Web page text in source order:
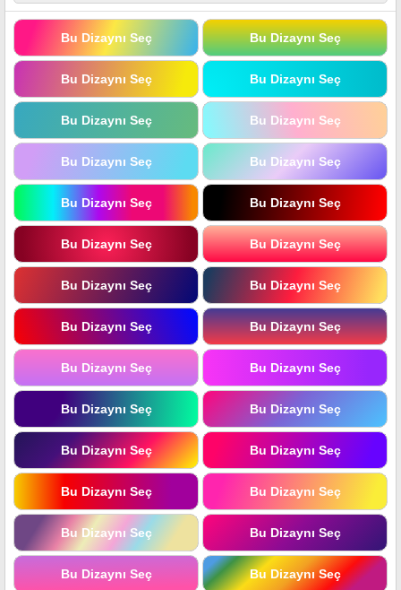
Bu Dizaynı Seç Bu Dizaynı Seç
Bu Dizaynı Seç Bu Dizaynı Seç
Bu Dizaynı Seç Bu Dizaynı Seç
Bu Dizaynı Seç Bu Dizaynı Seç
Bu Dizaynı Seç Bu Dizaynı Seç
Bu Dizaynı Seç Bu Dizaynı Seç
Bu Dizaynı Seç Bu Dizaynı Seç
Bu Dizaynı Seç Bu Dizaynı Seç
Bu Dizaynı Seç Bu Dizaynı Seç
Bu Dizaynı Seç Bu Dizaynı Seç
Bu Dizaynı Seç Bu Dizaynı Seç
Bu Dizaynı Seç Bu Dizaynı Seç
Bu Dizaynı Seç Bu Dizaynı Seç
Bu Dizaynı Seç Bu Dizaynı Seç